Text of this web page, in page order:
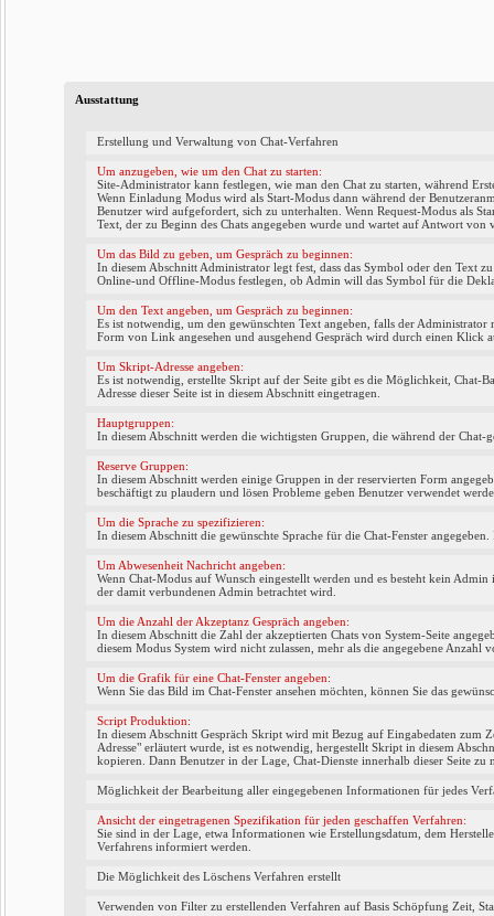
Ausstattung
Erstellung und Verwaltung von Chat-Verfahren
Um anzugeben, wie um den Chat zu starten:
Site-Administrator kann festlegen, wie man den Chat zu starten, während
Wenn Einladung Modus wird als Start-Modus dann während der
Benutzer wird aufgefordert, sich zu unterhalten. Wenn Request-Modus als
Text, der zu Beginn des Chats angegeben wurde und wartet auf Antwort von
Um das Bild zu geben, um Gespräch zu beginnen:
In diesem Abschnitt Administrator legt fest, dass das Symbol oder den Text
Online-und Offline-Modus festlegen, ob Admin will das Symbol für die
Um den Text angeben, um Gespräch zu beginnen:
Es ist notwendig, um den gewünschten Text angeben, falls der
Form von Link angesehen und ausgehend Gespräch wird durch einen Klick
Um Skript-Adresse angeben:
Es ist notwendig, erstellte Skript auf der Seite gibt es die Möglichkeit, Chat-
Adresse dieser Seite ist in diesem Abschnitt eingetragen.
Hauptgruppen:
In diesem Abschnitt werden die wichtigsten Gruppen, die während der
Reserve Gruppen:
In diesem Abschnitt werden einige Gruppen in der reservierten Form
beschäftigt zu plaudern und lösen Probleme geben Benutzer verwendet
Um die Sprache zu spezifizieren:
In diesem Abschnitt die gewünschte Sprache für die Chat-Fenster
Um Abwesenheit Nachricht angeben:
Wenn Chat-Modus auf Wunsch eingestellt werden und es besteht kein
der damit verbundenen Admin betrachtet wird.
Um die Anzahl der Akzeptanz Gespräch angeben:
In diesem Abschnitt die Zahl der akzeptierten Chats von System-Seite
diesem Modus System wird nicht zulassen, mehr als die angegebene
Um die Grafik für eine Chat-Fenster angeben:
Wenn Sie das Bild im Chat-Fenster ansehen möchten, können Sie das
Script Produktion:
In diesem Abschnitt Gespräch Skript wird mit Bezug auf Eingabedaten zum
Adresse" erläutert wurde, ist es notwendig, hergestellt Skript in diesem
kopieren. Dann Benutzer in der Lage, Chat-Dienste innerhalb dieser Seite zu
Möglichkeit der Bearbeitung aller eingegebenen Informationen für jedes
Ansicht der eingetragenen Spezifikation für jeden geschaffen Verfahren:
Sie sind in der Lage, etwa Informationen wie Erstellungsdatum, dem
Verfahrens informiert werden.
Die Möglichkeit des Löschens Verfahren erstellt
Verwenden von Filter zu erstellenden Verfahren auf Basis Schöpfung Zeit,